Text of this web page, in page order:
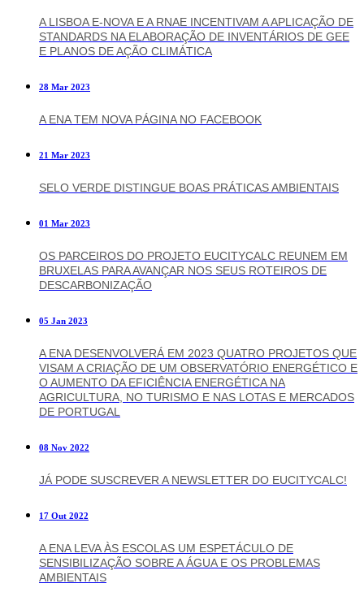
A LISBOA E-NOVA E A RNAE INCENTIVAM A APLICAÇÃO DE
STANDARDS NA ELABORAÇÃO DE INVENTÁRIOS DE GEE
E PLANOS DE AÇÃO CLIMÁTICA
28 Mar 2023
A ENA TEM NOVA PÁGINA NO FACEBOOK
21 Mar 2023
SELO VERDE DISTINGUE BOAS PRÁTICAS AMBIENTAIS
01 Mar 2023
OS PARCEIROS DO PROJETO EUCITYCALC REUNEM EM
BRUXELAS PARA AVANÇAR NOS SEUS ROTEIROS DE
DESCARBONIZAÇÃO
05 Jan 2023
A ENA DESENVOLVERÁ EM 2023 QUATRO PROJETOS QUE
VISAM A CRIAÇÃO DE UM OBSERVATÓRIO ENERGÉTICO E
O AUMENTO DA EFICIÊNCIA ENERGÉTICA NA
AGRICULTURA, NO TURISMO E NAS LOTAS E MERCADOS
DE PORTUGAL
08 Nov 2022
JÁ PODE SUSCREVER A NEWSLETTER DO EUCITYCALC!
17 Out 2022
A ENA LEVA ÀS ESCOLAS UM ESPETÁCULO DE
SENSIBILIZAÇÃO SOBRE A ÁGUA E OS PROBLEMAS
AMBIENTAIS